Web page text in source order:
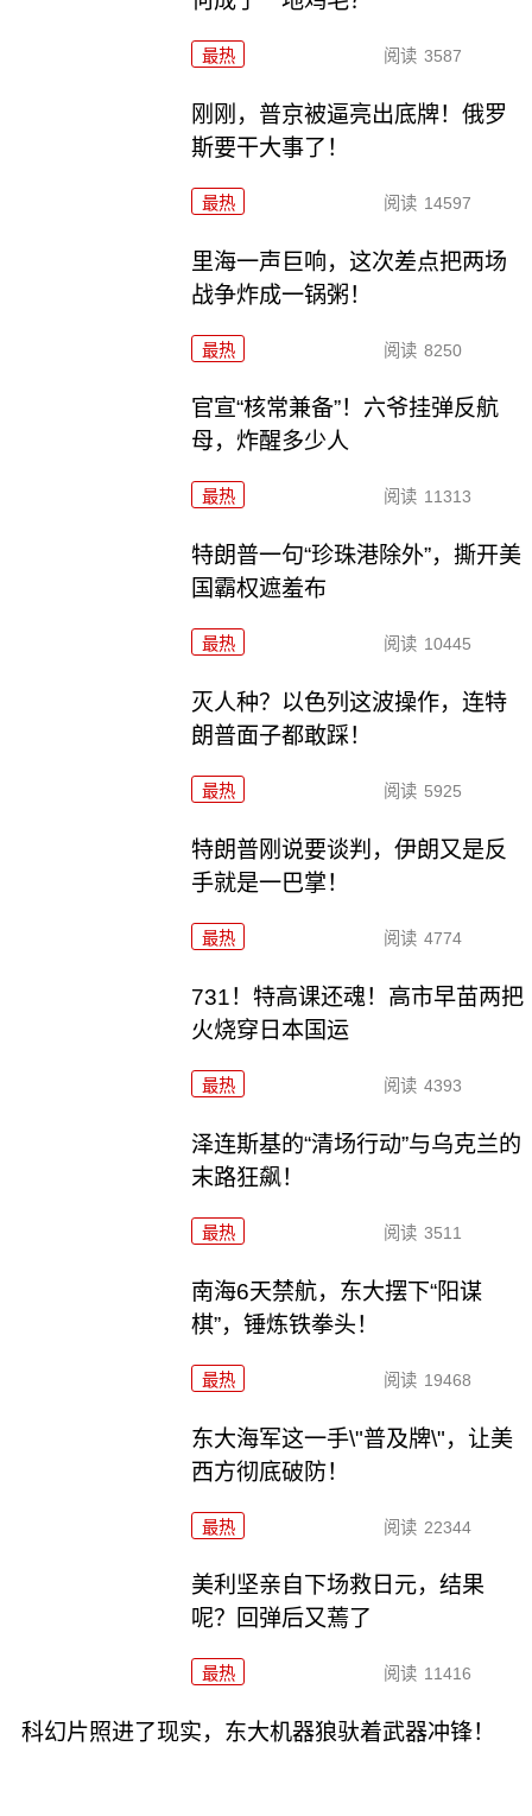
最热 阅读 3587
刚刚，普京被逼亮出底牌！俄罗
斯要干大事了！
最热 阅读 14597
里海一声巨响，这次差点把两场
战争炸成一锅粥！
最热 阅读 8250
官宣“核常兼备”！六爷挂弹反航
母，炸醒多少人
最热 阅读 11313
特朗普一句“珍珠港除外”，撕开美
国霸权遮羞布
最热 阅读 10445
灭人种？以色列这波操作，连特
朗普面子都敢踩！
最热 阅读 5925
特朗普刚说要谈判，伊朗又是反
手就是一巴掌！
最热 阅读 4774
731！特高课还魂！高市早苗两把
火烧穿日本国运
最热 阅读 4393
泽连斯基的“清场行动”与乌克兰的
末路狂飙！
最热 阅读 3511
南海6天禁航，东大摆下“阳谋
棋”，锤炼铁拳头！
最热 阅读 19468
东大海军这一手\"普及牌\"，让美
西方彻底破防！
最热 阅读 22344
美利坚亲自下场救日元，结果
呢？回弹后又蔫了
最热 阅读 11416
科幻片照进了现实，东大机器狼驮着武器冲锋！